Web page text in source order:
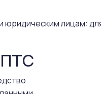
юридическим лицам:
ПТС